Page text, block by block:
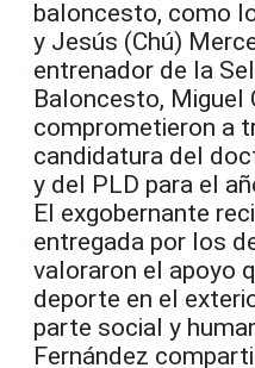
baloncesto, como
y Jesús (Chú)
entrenador de la
Baloncesto, Miguel
comprometieron a
candidatura del
y del PLD para el
El exgobernante
entregada por los
valoraron el apoyo
deporte en el
parte social y
Fernández